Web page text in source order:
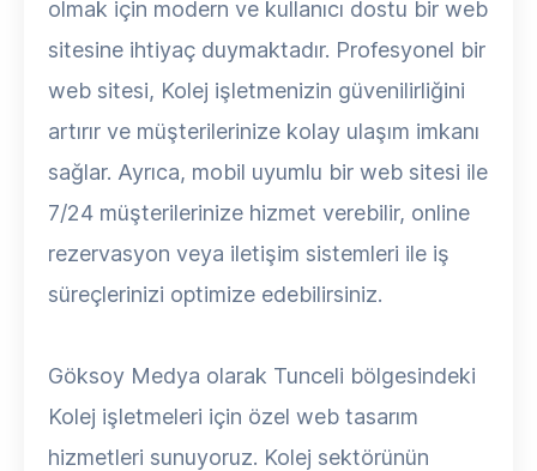
olmak için modern ve kullanıcı dostu bir web
sitesine ihtiyaç duymaktadır. Profesyonel bir
web sitesi, Kolej işletmenizin güvenilirliğini
artırır ve müşterilerinize kolay ulaşım imkanı
sağlar. Ayrıca, mobil uyumlu bir web sitesi ile
7/24 müşterilerinize hizmet verebilir, online
rezervasyon veya iletişim sistemleri ile iş
süreçlerinizi optimize edebilirsiniz.
Göksoy Medya olarak Tunceli bölgesindeki
Kolej işletmeleri için özel web tasarım
hizmetleri sunuyoruz. Kolej sektörünün